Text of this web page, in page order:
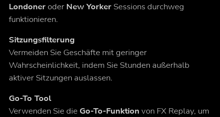
Londoneroder New YorkerSessions durchweg
funktionieren.
Sitzungsfilterung
Vermeiden Sie Geschäfte mit geringer
Wahrscheinlichkeit, indem Sie Stunden außerhalb
aktiver Sitzungen auslassen.
Go-To Tool
Verwenden Sie die Go-To-Funktion von FX Replay, um